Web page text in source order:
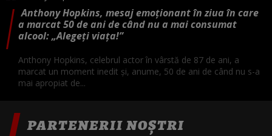
Anthony Hopkins, mesaj emoționant în ziua în care
a marcat 50 de ani de când nu a mai consumat
alcool: „Alegeți viața!”
Anthony Hopkins, celebrul actor în vârstă de 87 de ani, a
marcat un moment inedit și, anume, 50 de ani de când nu s-a
mai apropiat de...
PARTENERII NOȘTRI